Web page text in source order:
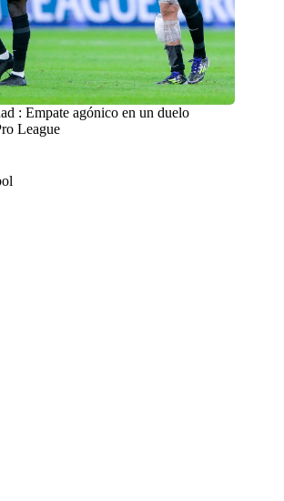
: Empate agónico en un duelo
League